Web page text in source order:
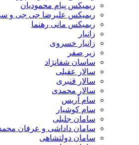
ریمیکس پیام محمودیان
ریمیکس علیرضا جی جی و
ریمیکس مانی رهنما
زانیار
زانیار خسروی
زیر صفر
ساسان شفانژاد
سالار عقیلی
سالار قنبری
سالار محمدی
سام آریس
سام کوشیار
سامان جلیلی
سامان داداشی و عرفان
سامان دولتشاهی